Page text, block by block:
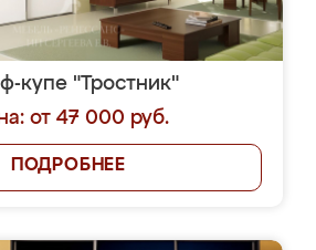
купе "Тростник"
от 47 000 руб.
ПОДРОБНЕЕ